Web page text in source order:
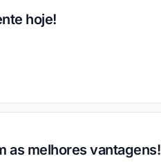
hoje!
as melhores vantagens!